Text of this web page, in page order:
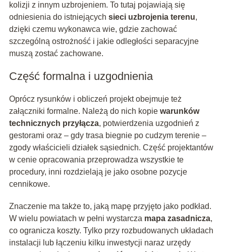
kolizji z innym uzbrojeniem. To tutaj pojawiają się
odniesienia do istniejących sieci uzbrojenia terenu,
dzięki czemu wykonawca wie, gdzie zachować
szczególną ostrożność i jakie odległości separacyjne
muszą zostać zachowane.
Część formalna i uzgodnienia
Oprócz rysunków i obliczeń projekt obejmuje też
załączniki formalne. Należą do nich kopie warunków
technicznych przyłącza, potwierdzenia uzgodnień z
gestorami oraz – gdy trasa biegnie po cudzym terenie –
zgody właścicieli działek sąsiednich. Część projektantów
w cenie opracowania przeprowadza wszystkie te
procedury, inni rozdzielają je jako osobne pozycje
cennikowe.
Znaczenie ma także to, jaką mapę przyjęto jako podkład.
W wielu powiatach w pełni wystarcza mapa zasadnicza,
co ogranicza koszty. Tylko przy rozbudowanych układach
instalacji lub łączeniu kilku inwestycji naraz urzędy